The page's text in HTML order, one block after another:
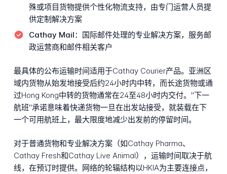
殊或项目货物提供个性化物流支持，由专门运营人员提
供定制解决方案
Cathay Mail：
国际邮件处理的专业解决方案，服务邮
政运营商和邮件相关客户
最具体的公布运输时间适用于Cathay Courier产品。亚洲区
域内货物从始发地接受后约24小时内中转，而长途货物或通
过Hong Kong中转的货物通常在24至48小时内交付。"下一
航班"承诺意味着快递货物一旦在出发站接受，就装载在下
一个可用航班上，最大限度地减少出发前的停留时间。
对于普通货物和专业解决方案（如Cathay Pharma、
Cathay Fresh和Cathay Live Animal），运输时间取决于航
线，在预订时提供。网络的轮辐结构以HKIA为主要连接点，